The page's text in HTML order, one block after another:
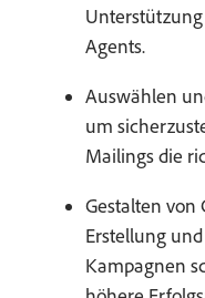
Agents.
Auswählen
um
Mailings die
Gestalten von
Erstellung
Kampagnen